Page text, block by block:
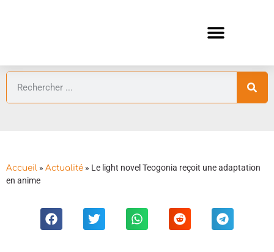
Accueil » Actualité » Le light novel Teogonia reçoit une adaptation
en anime